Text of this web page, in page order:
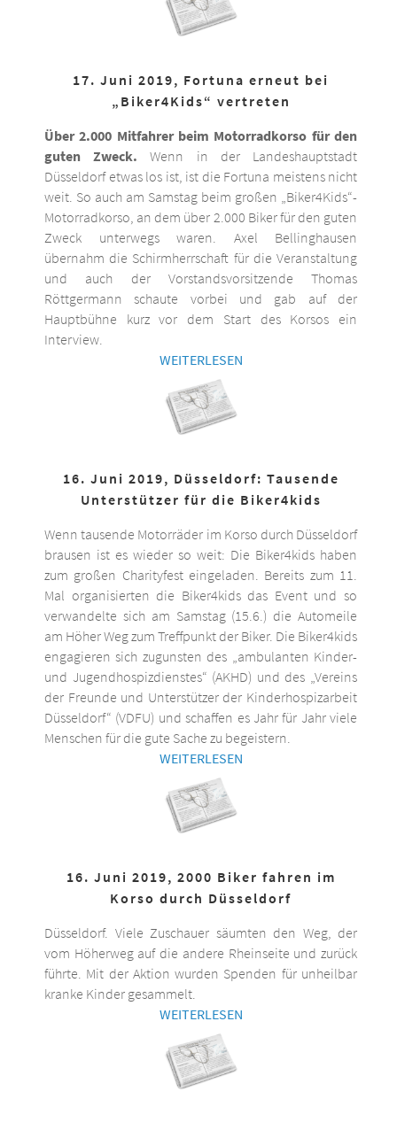
17. Juni 2019, Fortuna erneut bei
„Biker4Kids“ vertreten
Über 2.000 Mitfahrer beim Motorradkorso für den
guten Zweck. Wenn in der Landeshauptstadt
Düsseldorf etwas los ist, ist die Fortuna meistens nicht
weit. So auch am Samstag beim großen „Biker4Kids“-
Motorradkorso, an dem über 2.000 Biker für den guten
Zweck unterwegs waren. Axel Bellinghausen
übernahm die Schirmherrschaft für die Veranstaltung
und auch der Vorstandsvorsitzende Thomas
Röttgermann schaute vorbei und gab auf der
Hauptbühne kurz vor dem Start des Korsos ein
Interview.
WEITERLESEN
16. Juni 2019, Düsseldorf: Tausende
Unterstützer für die Biker4kids
Wenn tausende Motorräder im Korso durch Düsseldorf
brausen ist es wieder so weit: Die Biker4kids haben
zum großen Charityfest eingeladen. Bereits zum 11.
Mal organisierten die Biker4kids das Event und so
verwandelte sich am Samstag (15.6.) die Automeile
am Höher Weg zum Treffpunkt der Biker. Die Biker4kids
engagieren sich zugunsten des „ambulanten Kinder-
und Jugendhospizdienstes“ (AKHD) und des „Vereins
der Freunde und Unterstützer der Kinderhospizarbeit
Düsseldorf“ (VDFU) und schaffen es Jahr für Jahr viele
Menschen für die gute Sache zu begeistern.
WEITERLESEN
16. Juni 2019, 2000 Biker fahren im
Korso durch Düsseldorf
Düsseldorf. Viele Zuschauer säumten den Weg, der
vom Höherweg auf die andere Rheinseite und zurück
führte. Mit der Aktion wurden Spenden für unheilbar
kranke Kinder gesammelt.
WEITERLESEN